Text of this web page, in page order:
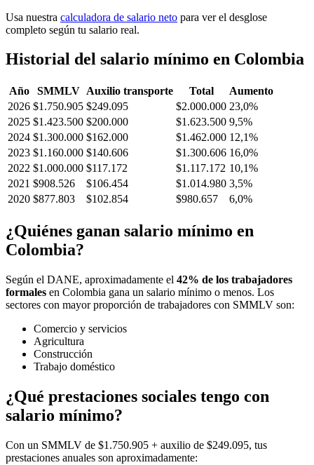
Usa nuestra calculadora de salario neto para ver el desglose
completo según tu salario real.
Historial del salario mínimo en Colombia
Año SMMLV Auxilio transporte Total
Aumento
2026 $1.750.905 $249.095 $2.000.000 23,0%
2025 $1.423.500 $200.000 $1.623.500 9,5%
2024 $1.300.000 $162.000 $1.462.000 12,1%
2023 $1.160.000 $140.606 $1.300.606 16,0%
2022 $1.000.000 $117.172 $1.117.172 10,1%
2021 $908.526 $106.454 $1.014.980 3,5%
2020 $877.803 $102.854 $980.657 6,0%
¿Quiénes ganan salario mínimo en
Colombia?
Según el DANE, aproximadamente el 42% de los trabajadores
formales en Colombia gana un salario mínimo o menos. Los
sectores con mayor proporción de trabajadores con SMMLV son:
Comercio y servicios
Agricultura
Construcción
Trabajo doméstico
¿Qué prestaciones sociales tengo con
salario mínimo?
Con un SMMLV de $1.750.905 + auxilio de $249.095, tus
prestaciones anuales son aproximadamente: